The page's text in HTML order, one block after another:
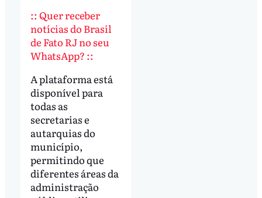
:: Quer receber
notícias do Brasil
de Fato RJ no seu
WhatsApp? ::
A plataforma está
disponível para
todas as
secretarias e
autarquias do
município,
permitindo que
diferentes áreas da
administração